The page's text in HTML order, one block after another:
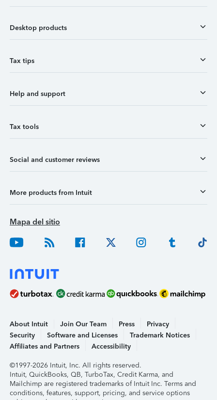
Desktop products
Tax tips
Help and support
Tax tools
Social and customer reviews
More products from Intuit
Mapa del sitio
About Intuit Join Our Team Press
Privacy
Security
Software and Licenses
Trademark Notices
Affiliates and Partners
Accessibility
©1997-2026 Intuit, Inc. All rights reserved.
Intuit, QuickBooks, QB, TurboTax, Credit Karma, and
Mailchimp are registered trademarks of Intuit Inc. Terms and
conditions, features, support, pricing, and service options